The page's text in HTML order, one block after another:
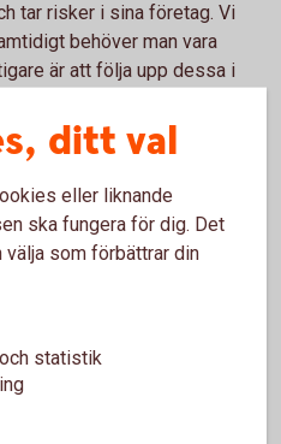
tar risker i sina företag. Vi
behöver man vara
är att följa upp dessa i
och
tiden. Juridiken och
är mer givna.
kortsiktigt/ långsiktigt
köper gärna mer av det som
”jag är långsiktig”. När det
ditt val
eller liknande
ska fungera för dig. Det
som förbättrar din
statistik